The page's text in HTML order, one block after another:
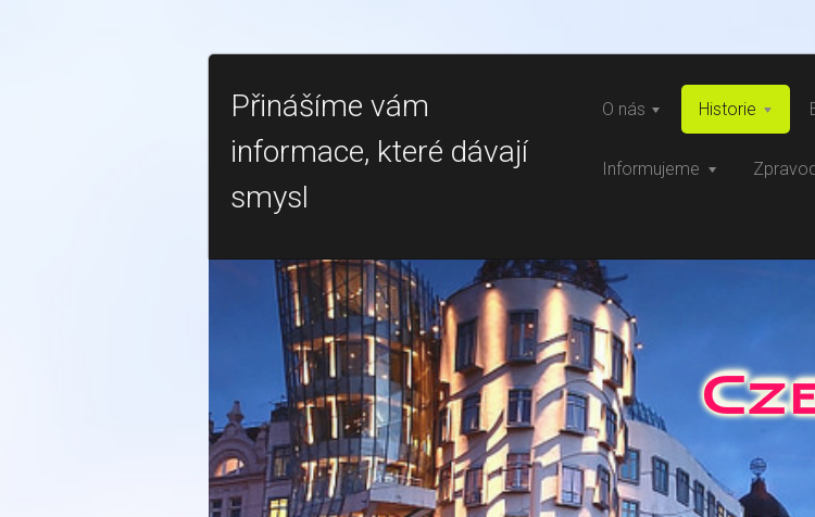
Přinášíme vám
informace, které dávají
smysl
O nás Historie
Informujeme